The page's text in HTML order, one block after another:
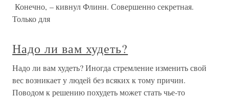
Конечно, – кивнул Флинн. Совершенно секретная.
Только для
Надо ли вам худеть?
Надо ли вам худеть? Иногда стремление изменить свой
вес возникает у людей без всяких к тому причин.
Поводом к решению похудеть может стать чье-то